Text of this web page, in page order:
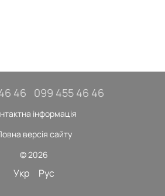
46 099 455 46 46
інформація
версія сайту
© 2026
Укр Рус